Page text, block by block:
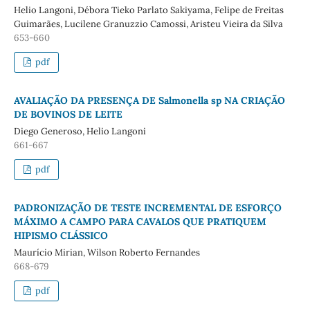
Helio Langoni, Débora Tieko Parlato Sakiyama, Felipe de Freitas
Guimarães, Lucilene Granuzzio Camossi, Aristeu Vieira da Silva
653-660
pdf
AVALIAÇÃO DA PRESENÇA DE Salmonella sp NA CRIAÇÃO
DE BOVINOS DE LEITE
Diego Generoso, Helio Langoni
661-667
pdf
PADRONIZAÇÃO DE TESTE INCREMENTAL DE ESFORÇO
MÁXIMO A CAMPO PARA CAVALOS QUE PRATIQUEM
HIPISMO CLÁSSICO
Maurício Mirian, Wilson Roberto Fernandes
668-679
pdf